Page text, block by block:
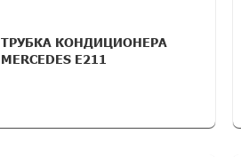
ТРУБКА КОНДИЦИОНЕРА
MERCEDES E211